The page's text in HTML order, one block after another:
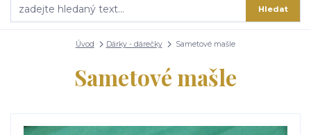
Hledat
Úvod Dárky - dárečky Sametové mašle
Sametové mašle